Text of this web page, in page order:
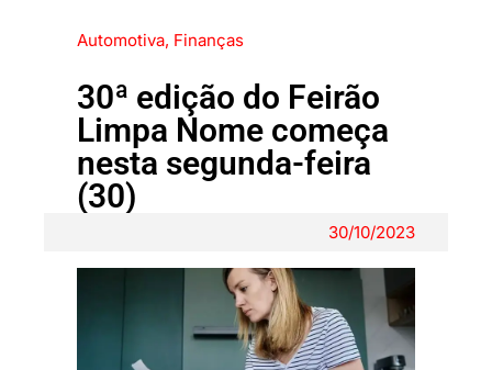
Automotiva, Finanças
30ª edição do Feirão
Limpa Nome começa
nesta segunda-feira
(30)
30/10/2023